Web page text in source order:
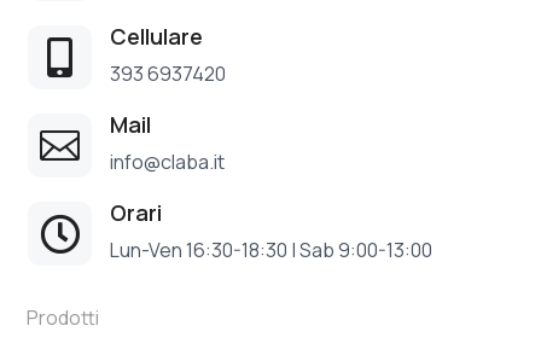

Cellulare
393 6937420

Mail
info@claba.it

Orari
Lun-Ven 16:30-18:30 | Sab 9:00-13:00
Prodotti